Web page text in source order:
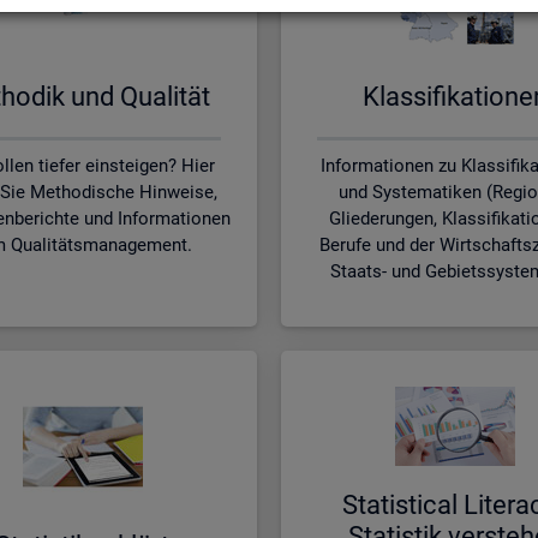
und Qua­li­tät
tiefer einsteigen? Hier
Methodische Hinweise,
und Informationen
Qualitätsmanagement.
Informationen zu
und Systematiken
Gliederungen,
Berufe und der
Staats- und
Sta­ti­s­ti­cal